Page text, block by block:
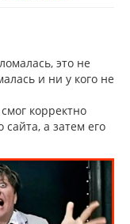
это не
и ни у кого не
корректно
а затем его